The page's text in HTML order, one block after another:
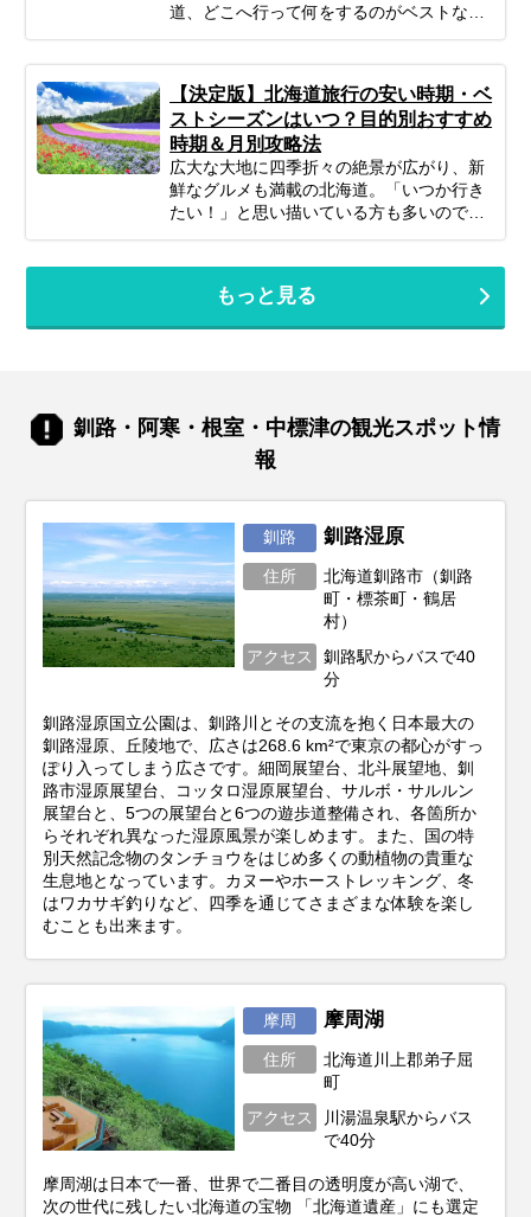
な持ち物や注意点まで、パパママ目線で徹
る北海道旅行を実現しましょう♪
道、どこへ行って何をするのがベストな
な自然、美味しいグルメ、心癒される景色
をたっぷり楽しむことは可能です！この記
事では、忙しいあなたのために、2泊3日の
北海道旅行を最大限に楽しむための計画の
立て方から、エリア別の魅力、旅を充実さ
せるための秘訣まで、ぎゅっと凝縮してお
届けします。あなただけの特別な北海道旅
行を実現するためのヒントを見つけて、最
【決定版】北海道旅行の安い時期・ベ
ストシーズンはいつ？目的別おすすめ
時期＆月別攻略法
広大な大地に四季折々の絶景が広がり、新
鮮なグルメも満載の北海道。「いつか行き
たい！」と思い描いている方も多いのでは
シーズンはいつ？」と迷ってしまいますよ
ね。北海道は訪れる季節によって、気候は
い！」という想いを叶えるためには、ベス
トシーズン選びがとても重要。この記事で
は、あなたの目的にぴったりな旅行時期か
るコツまで、北海道旅行を120%楽しむた
めの情報をお届けします！
もっと見る
釧路・阿寒・根室・中標津の観光スポット情
報
釧路 釧路湿原
住所
北海道釧路市（釧路
町・標茶町・鶴居
村）
アクセス
釧路駅からバスで40
分
釧路湿原国立公園は、釧路川とその支流を抱く日本最大の
釧路湿原、丘陵地で、広さは268.6 km²で東京の都心がすっ
ぽり入ってしまう広さです。細岡展望台、北斗展望地、釧
路市湿原展望台、コッタロ湿原展望台、サルボ・サルルン
展望台と、5つの展望台と6つの遊歩道整備され、各箇所か
らそれぞれ異なった湿原風景が楽しめます。また、国の特
別天然記念物のタンチョウをはじめ多くの動植物の貴重な
生息地となっています。カヌーやホーストレッキング、冬
はワカサギ釣りなど、四季を通じてさまざまな体験を楽し
むことも出来ます。
摩周 摩周湖
住所
北海道川上郡弟子屈
町
アクセス
川湯温泉駅からバス
で40分
摩周湖は日本で一番、世界で二番目の透明度が高い湖で、
次の世代に残したい北海道の宝物 「北海道遺産」にも選定